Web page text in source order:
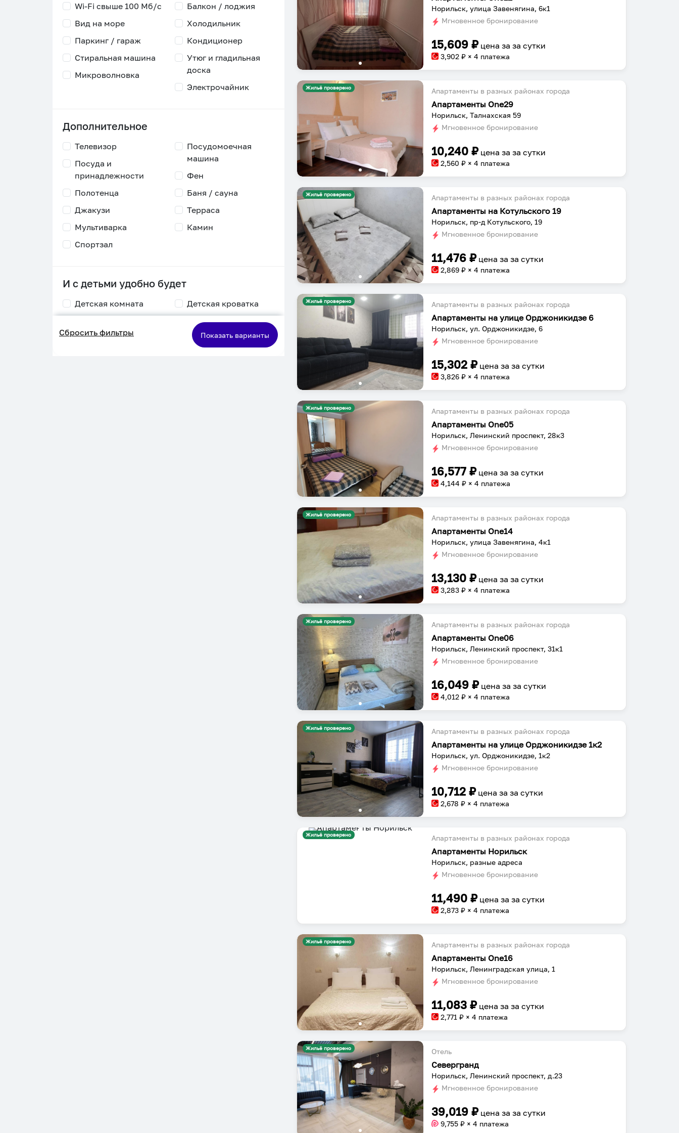
Wi-Fi свыше 100 Мб/с
Балкон / лоджия
Вид на море
Паркинг / гараж
Холодильник
Кондиционер
Стиральная машина
Микроволновка
Утюг и гладильная
доска
Электрочайник
Дополнительное
Телевизор
Посуда и
принадлежности
Посудомоечная
машина
Фен
Полотенца
Джакузи
Баня / сауна
Терраса
Мультиварка
Спортзал
Камин
И с детьми удобно будет
Детская комната
кормления
Детская кроватка
Двухъярусная
кровать
Сбросить фильтры Показать варианты
Норильск, улица Завенягина, 6к1
Мгновенное бронирование
15,609 ₽ цена заза сутки
3,902 ₽ × 4 платежа
Жильё проверено Апартаменты в разных районах города
Апартаменты One29
Норильск, Талнахская 59
Мгновенное бронирование
10,240 ₽ цена заза сутки
2,560 ₽ × 4 платежа
Жильё проверено Апартаменты в разных районах города
Апартаменты на Котульского 19
Норильск, пр-д Котульского, 19
Мгновенное бронирование
11,476 ₽ цена заза сутки
2,869 ₽ × 4 платежа
Жильё проверено Апартаменты в разных районах города
Апартаменты на улице Орджоникидзе 6
Норильск, ул. Орджоникидзе, 6
Мгновенное бронирование
15,302 ₽ цена заза сутки
3,826 ₽ × 4 платежа
Жильё проверено Апартаменты в разных районах города
Апартаменты One05
Норильск, Ленинский проспект, 28к3
Мгновенное бронирование
16,577 ₽ цена заза сутки
4,144 ₽ × 4 платежа
Жильё проверено Апартаменты в разных районах города
Апартаменты One14
Норильск, улица Завенягина, 4к1
Мгновенное бронирование
13,130 ₽ цена заза сутки
3,283 ₽ × 4 платежа
Жильё проверено Апартаменты в разных районах города
Апартаменты One06
Норильск, Ленинский проспект, 31к1
Мгновенное бронирование
16,049 ₽ цена заза сутки
4,012 ₽ × 4 платежа
Жильё проверено Апартаменты в разных районах города
Апартаменты на улице Орджоникидзе 1к2
Норильск, ул. Орджоникидзе, 1к2
Мгновенное бронирование
10,712 ₽ цена заза сутки
2,678 ₽ × 4 платежа
Жильё проверено Апартаменты в разных районах города
Апартаменты Норильск
Норильск, разные адреса
Мгновенное бронирование
11,490 ₽ цена заза сутки
2,873 ₽ × 4 платежа
Жильё проверено Апартаменты в разных районах города
Апартаменты One16
Норильск, Ленинградская улица, 1
Мгновенное бронирование
11,083 ₽ цена заза сутки
2,771 ₽ × 4 платежа
Жильё проверено Отель
Севергранд
Норильск, Ленинский проспект, д.23
Мгновенное бронирование
39,019 ₽ цена заза сутки
9,755 ₽ × 4 платежа